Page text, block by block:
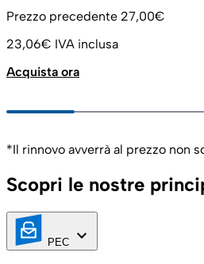
Prezzo precedente 27,00€
23,06€ IVA inclusa
Acquista ora
*Il rinnovo avverrà al prezzo non
Scopri le nostre
PEC keyboard_arrow_down